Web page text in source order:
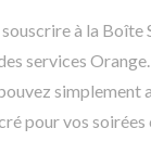
à la Boîte
services
simplement
pour vos soirées